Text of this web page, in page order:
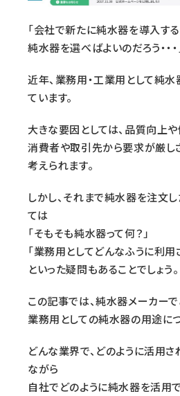
「会社で新たに純水器を導入す
純水器を選べばよいのだろう・・・
近年、業務用・工業用として純
ています。
大きな要因としては、品質向上
消費者や取引先から要求が厳し
考えられます。
しかし、それまで純水器を注文
ては
「そもそも純水器って何？」
「業務用としてどんなふうに利用
といった疑問もあることでしょう。
この記事では、純水器メーカー
業務用としての純水器の用途に
どんな業界で、どのように活用
ながら
自社でどのように純水器を活用